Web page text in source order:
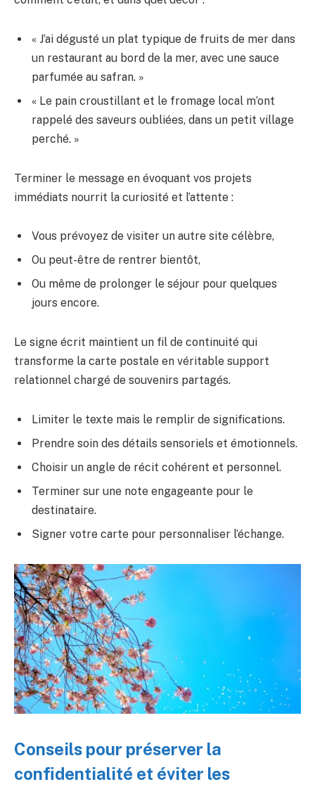
« J’ai dégusté un plat typique de fruits de mer dans
un restaurant au bord de la mer, avec une sauce
parfumée au safran. »
« Le pain croustillant et le fromage local m’ont
rappelé des saveurs oubliées, dans un petit village
perché. »
Terminer le message en évoquant vos projets
immédiats nourrit la curiosité et l’attente :
Vous prévoyez de visiter un autre site célèbre,
Ou peut-être de rentrer bientôt,
Ou même de prolonger le séjour pour quelques
jours encore.
Le signe écrit maintient un fil de continuité qui
transforme la carte postale en véritable support
relationnel chargé de souvenirs partagés.
Limiter le texte mais le remplir de significations.
Prendre soin des détails sensoriels et émotionnels.
Choisir un angle de récit cohérent et personnel.
Terminer sur une note engageante pour le
destinataire.
Signer votre carte pour personnaliser l’échange.
Conseils pour préserver la
confidentialité et éviter les